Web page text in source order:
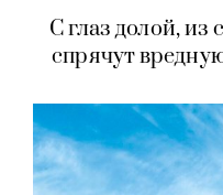
С глаз долой, из
спрячут